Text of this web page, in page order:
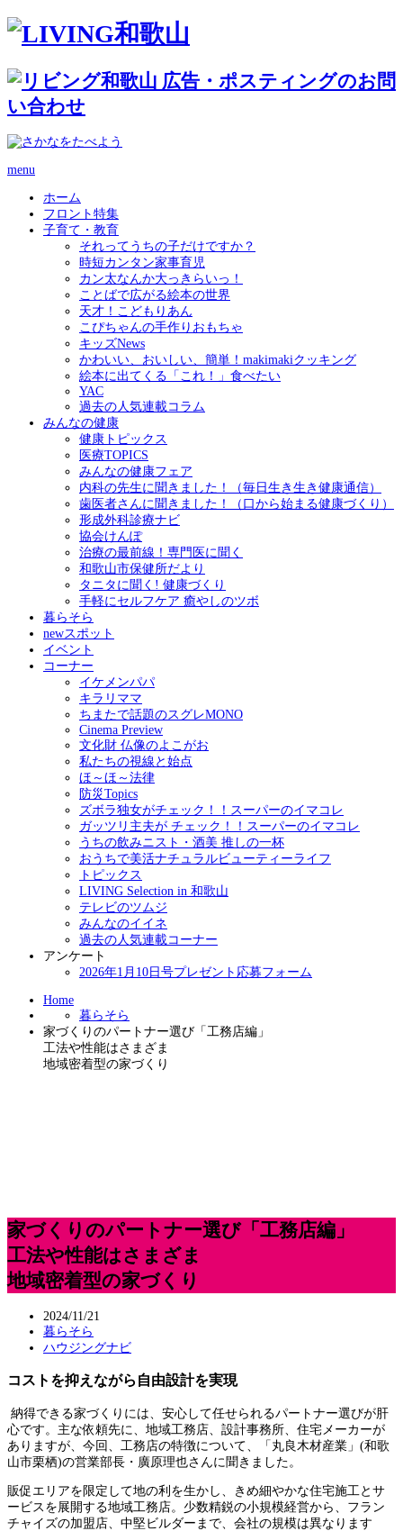
menu
ホーム
フロント特集
子育て・教育
それってうちの子だけですか？
時短カンタン家事育児
カン太なんか大っきらいっ！
ことばで広がる絵本の世界
天才！こどもりあん
こぴちゃんの手作りおもちゃ
キッズNews
かわいい、おいしい、簡単！makimakiクッキング
絵本に出てくる「これ！」食べたい
YAC
過去の人気連載コラム
みんなの健康
健康トピックス
医療TOPICS
みんなの健康フェア
内科の先生に聞きました！（毎日生き生き健康通信）
歯医者さんに聞きました！（口から始まる健康づくり）
形成外科診療ナビ
協会けんぽ
治療の最前線！専門医に聞く
和歌山市保健所だより
タニタに聞く! 健康づくり
手軽にセルフケア 癒やしのツボ
暮らそら
newスポット
イベント
コーナー
イケメンパパ
キラリママ
ちまたで話題のスグレMONO
Cinema Preview
文化財 仏像のよこがお
私たちの視線と始点
ほ～ほ～法律
防災Topics
ズボラ独女がチェック！！スーパーのイマコレ
ガッツリ主夫が チェック！！スーパーのイマコレ
うちの飲みニスト・酒美 推しの一杯
おうちで美活ナチュラルビューティーライフ
トピックス
LIVING Selection in 和歌山
テレビのツムジ
みんなのイイネ
過去の人気連載コーナー
アンケート
2026年1月10日号プレゼント応募フォーム
Home
暮らそら
家づくりのパートナー選び「工務店編」
工法や性能はさまざま
地域密着型の家づくり
家づくりのパートナー選び「工務店編」
工法や性能はさまざま
地域密着型の家づくり
2024/11/21
暮らそら
ハウジングナビ
コストを抑えながら自由設計を実現
納得できる家づくりには、安心して任せられるパートナー選びが肝
心です。主な依頼先に、地域工務店、設計事務所、住宅メーカーが
ありますが、今回、工務店の特徴について、「丸良木材産業」(和歌
山市栗栖)の営業部長・廣原理也さんに聞きました。
販促エリアを限定して地の利を生かし、きめ細やかな住宅施工とサ
ービスを展開する地域工務店。少数精鋭の小規模経営から、フラン
チャイズの加盟店、中堅ビルダーまで、会社の規模は異なります